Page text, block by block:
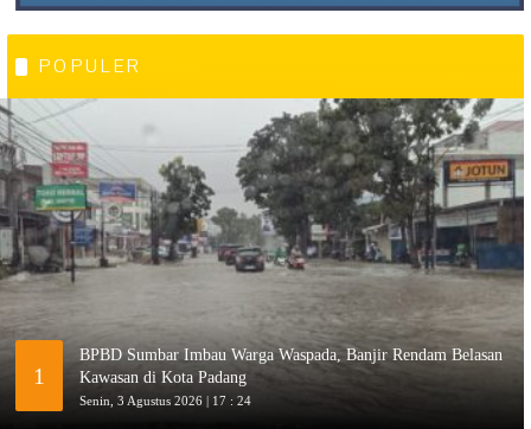
POPULER
1
BPBD Sumbar Imbau Warga Waspada, Banjir Rendam Belasan
Kawasan di Kota Padang
Senin, 3 Agustus 2026 | 17 : 24